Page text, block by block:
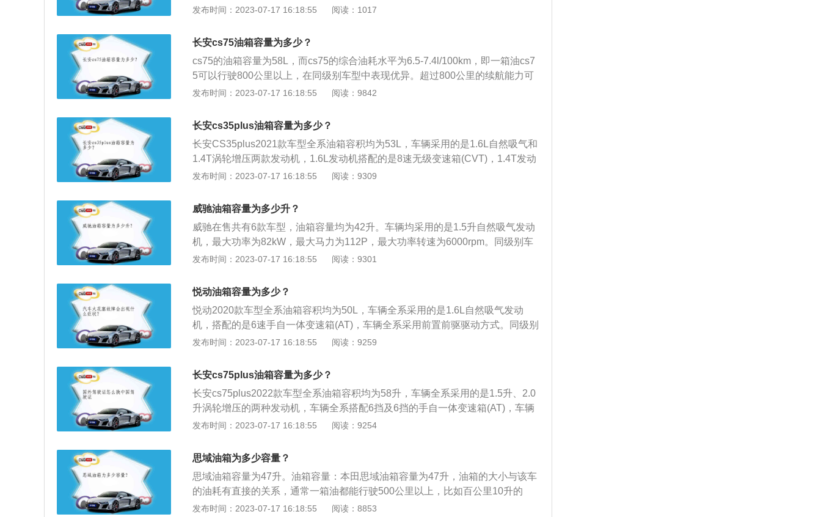
的无铅汽油，汽车的油箱容积决定了汽车的行驶里程，油箱越大跑得越远。吉利
和宽敞的内饰空房间深受用户喜爱。吉利新远景x6手册上标定的是50L的油箱容
积，油表到最后一格亮灯是正常的，是为了提醒车主该加油了。加满一油箱后一
般都可以行驶500公里左右。根据汽车的排量大小油耗大的油箱就大油耗小的油
箱就小。汽车油箱容积设计，一般可行驶400--600公里；车轻、排量小的车，油
箱容积相应小一些；车重、排量大的车，油箱容积自然要大一些；但是满箱油的
机高效节能，全系满足国六标准，配备8CVT和6MT两种变速箱，动力和油耗表
现全面提升，百公里油耗低至6.2L，换挡平顺，驾驶舒适，品质耐用，实现了动
力与经济的兼顾。采用吉利自主研发的荣获“十佳中国心”发动机，动力强，油耗
一代1.4T发动机，最大扭矩提升9%，功率提升6%；手动挡油耗6.2L/100km，自
发布时间：2023-07-17 16:18:55 阅读：1017
长安cs75油箱容量为多少？
cs75的油箱容量为58L，而cs75的综合油耗水平为6.5-7.4l/100km，即一箱油cs7
5可以行驶800公里以上，在同级别车型中表现优异。超过800公里的续航能力可
以满足大部分旅行需求。当然，由于驾驶环境和车主个人驾驶习惯的影响，驾驶
耗水平为6.5-7.4l/100km，即一箱油cs75可以行驶800公里以上，在同级别车型中
表现优异。超过800公里的续航能力可以满足大部分旅行需求。当然，由于驾驶
环境和车主个人驾驶习惯的影响，驾驶过程中的实际油耗水平会发生变化。2、
如何设置汽车油箱的容量，一般限制为汽车加油后能行驶500公里左右。油耗高
的油箱大，油耗低的油箱小。
发布时间：2023-07-17 16:18:55 阅读：9842
长安cs35plus油箱容量为多少？
长安CS35plus2021款车型全系油箱容积均为53L，车辆采用的是1.6L自然吸气和
1.4T涡轮增压两款发动机，1.6L发动机搭配的是8速无级变速箱(CVT)，1.4T发动
机搭配的是7速湿式双离合变速箱(DCT)。同级别车中，柯米克2022款油箱容积5
际加油过程中，油的量可能会超出标定的容积，这是由于汽车厂家所标定的油箱
容积是从油箱底到安全界度的容积，而从安全界度到油箱口还有一定的空间，这
个空间是为了保证油箱内的油品在温度变高的情况下膨胀，而不至于溢出油箱的
安全空间。如果在加油过程中把油加到油箱口，就会产生实际加油量比标定油箱
容积大的情况。车主如果想了解油箱的剩余油量，可以观察油表盘右侧的汽油
充足。
发布时间：2023-07-17 16:18:55 阅读：9309
威驰油箱容量为多少升？
威驰在售共有6款车型，油箱容量均为42升。车辆均采用的是1.5升自然吸气发动
机，最大功率为82kW，最大马力为112P，最大功率转速为6000rpm。同级别车
中，焕驰2020款油箱容积43升，致炫2022款油箱容积42升。实际加油过程中，
到安全界度的容积，而从安全界度到油箱口还有一定的空间，这个空间是为了保
证油箱内的油品在温度变高的情况下膨胀，而不至于溢出油箱的安全空间。如果
在加油过程中把油加到油箱口，就会产生实际加油量比标定油箱容积大的情况。
车主如果想了解油箱的剩余油量，可以观察油表盘右侧的汽油表，上面标注着
E、F，指针靠近E的时就表示快没油了，接近F的时候表示油量充足。
发布时间：2023-07-17 16:18:55 阅读：9301
悦动油箱容量为多少？
悦动2020款车型全系油箱容积均为50L，车辆全系采用的是1.6L自然吸气发动
机，搭配的是6速手自一体变速箱(AT)，车辆全系采用前置前驱驱动方式。同级别
车中，伊兰特2022款油箱容积47升，科鲁泽2022款油箱容积44升，福睿斯2021
车厂家所标定的油箱容积是从油箱底到安全界度的容积，而从安全界度到油箱口
还有一定的空间，这个空间是为了保证油箱内的油品在温度变高的情况下膨胀，
而不至于溢出油箱的安全空间。如果在加油过程中把油加到油箱口，就会产生实
际加油量比标定油箱容积大的情况。车主如果想了解油箱的剩余油量，可以观察
油表盘右侧的汽油表，上面标注着E、F，指针靠近E的时就表示快没油了，接近
发布时间：2023-07-17 16:18:55 阅读：9259
长安cs75plus油箱容量为多少？
长安cs75plus2022款车型全系油箱容积均为58升，车辆全系采用的是1.5升、2.0
升涡轮增压的两种发动机，车辆全系搭配6挡及6挡的手自一体变速箱(AT)，车辆
全系采用前置前驱的驱动方式。同级别车中，哈弗大狗2021款油箱容积61升，荣
中，油的量可能会超出标定的容积，这是由于汽车厂家所标定的油箱容积是从油
箱底到安全界度的容积，而从安全界度到油箱口还有一定的空间，这个空间是为
了保证油箱内的油品在温度变高的情况下膨胀，而不至于溢出油箱的安全空间。
如果在加油过程中把油加到油箱口，就会产生实际加油量比标定油箱容积大的情
况。车主如果想了解油箱的剩余油量，可以观察油表盘右侧的汽油表，上面标注
发布时间：2023-07-17 16:18:55 阅读：9254
思域油箱为多少容量？
思域油箱容量为47升。油箱容量：本田思域油箱容量为47升，油箱的大小与该车
的油耗有直接的关系，通常一箱油都能行驶500公里以上，比如百公里10升的
车，油箱容积都在60升左右。思域油箱容量是47升，油箱报警后还剩4至5升油，
发布时间：2023-07-17 16:18:55 阅读：8853